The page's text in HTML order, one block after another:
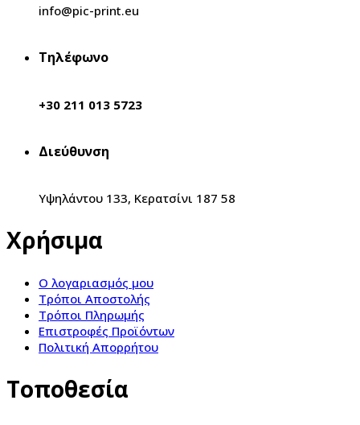
info@pic-print.eu
Τηλέφωνο
+30 211 013 5723
Διεύθυνση
Υψηλάντου 133, Κερατσίνι 187 58
Χρήσιμα
Ο λογαριασμός μου
Τρόποι Αποστολής
Τρόποι Πληρωμής
Επιστροφές Προϊόντων
Πολιτική Απορρήτου
Τοποθεσία